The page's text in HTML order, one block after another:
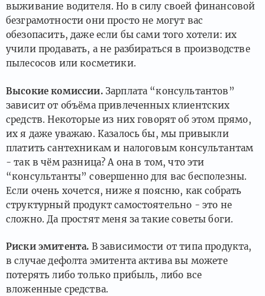
выживание водителя. Но в силу своей финансовой
безграмотности они просто не могут вас
обезопасить, даже если бы сами того хотели: их
учили продавать, а не разбираться в производстве
пылесосов или косметики.
Высокие комиссии.Зарплата “консультантов”
зависит от объёма привлеченных клиентских
средств. Некоторые из них говорят об этом прямо,
их я даже уважаю. Казалось бы, мы привыкли
платить сантехникам и налоговым консультантам
- так в чём разница? А она в том, что эти
“консультанты” совершенно для вас бесполезны.
Если очень хочется, ниже я поясню, как собрать
структурный продукт самостоятельно - это не
сложно. Да простят меня за такие советы боги.
Риски эмитента. В зависимости от типа продукта,
в случае дефолта эмитента актива вы можете
потерять либо только прибыль, либо все
вложенные средства.